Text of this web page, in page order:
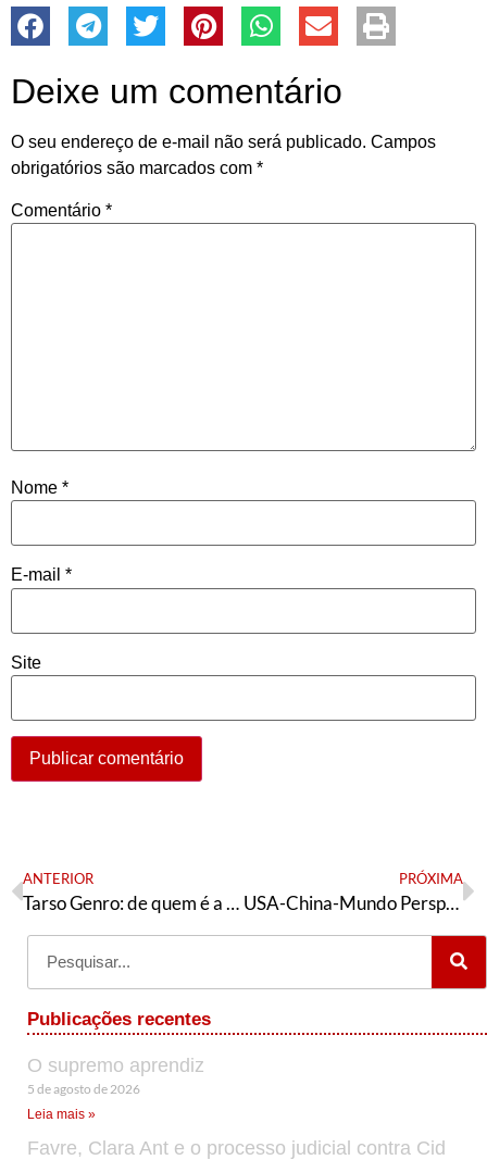
Deixe um comentário
O seu endereço de e-mail não será publicado. Campos
obrigatórios são marcados com *
Comentário *
Nome *
E-mail *
Site
ANTERIOR
Tarso Genro: de quem é a “culpa”?
PRÓXIMA
USA-China-Mundo Perspectivas I
Publicações recentes
O supremo aprendiz
5 de agosto de 2026
Leia mais »
Favre, Clara Ant e o processo judicial contra Cid